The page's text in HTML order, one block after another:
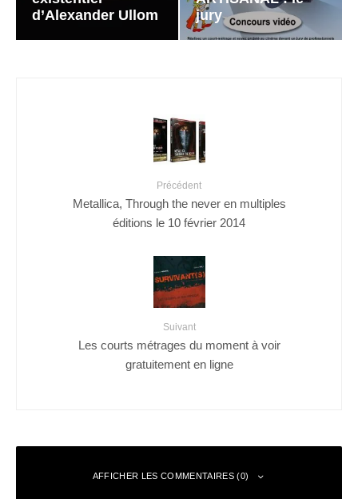
d’Alexander Ullom
jury
Précédent
Metallica, Through the never en multiples
éditions le 10 février 2014
Suivant
Les courts métrages du moment à voir
gratuitement en ligne
AFFICHER LES COMMENTAIRES (0)